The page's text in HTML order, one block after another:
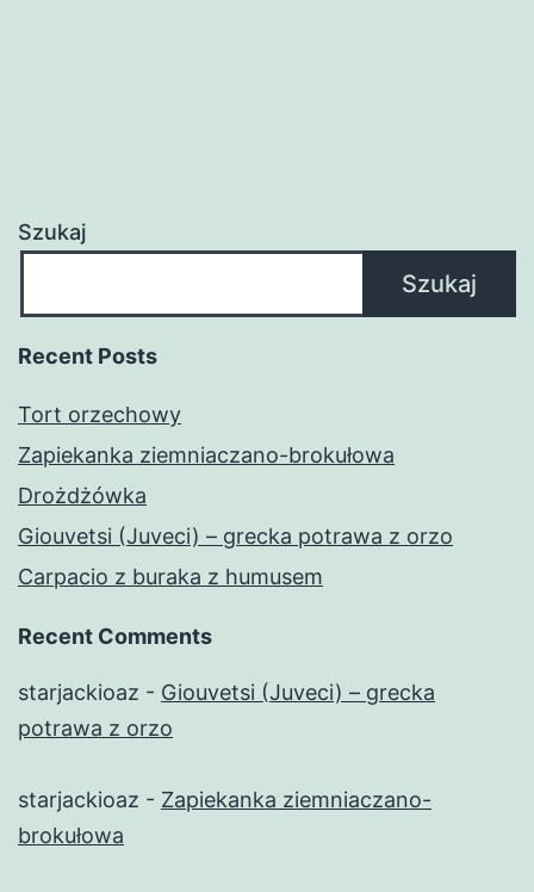
Szukaj
Szukaj
Recent Posts
Tort orzechowy
Zapiekanka ziemniaczano-brokułowa
Drożdżówka
Giouvetsi (Juveci) – grecka potrawa z orzo
Carpacio z buraka z humusem
Recent Comments
starjackioaz - Giouvetsi (Juveci) – grecka
potrawa z orzo
starjackioaz - Zapiekanka ziemniaczano-
brokułowa